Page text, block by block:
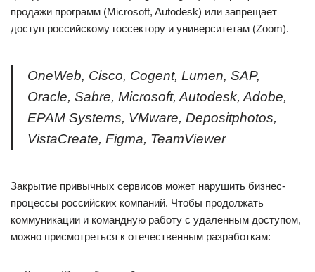
продажи программ (Microsoft, Autodesk) или запрещает
доступ российскому госсектору и университетам (Zoom).
OneWeb, Cisco, Cogent, Lumen, SAP,
Oracle, Sabre, Microsoft, Autodesk, Adobe,
EPAM Systems, VMware, Depositphotos,
VistaCreate, Figma, TeamViewer
Закрытие привычных сервисов может нарушить бизнес-
процессы российских компаний. Чтобы продолжать
коммуникации и командную работу с удаленным доступом,
можно присмотреться к отечественным разработкам: